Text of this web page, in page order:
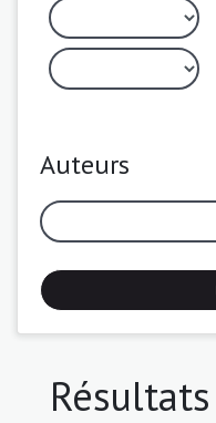
Auteurs